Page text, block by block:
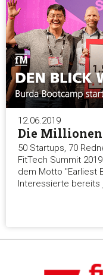
12.06.2019
Die
50 Startups, 70
FitTech Summit
dem Motto "Earliest
Interessierte bereits